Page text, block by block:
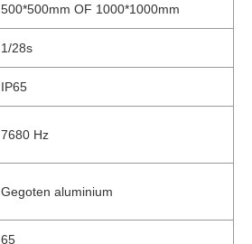
500*500mm OF 1000*1000mm
1/28s
IP65
7680 Hz
Gegoten aluminium
65